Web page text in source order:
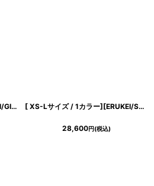
[ XS-Lサイズ / 1カラー][ERUKEI/GINZA COUTURE]シフォン・プリント・ノースリーブ・切替・Aライン・ミディアムドレス・ワンピース[送料無料] [ XS-Lサイズ / 1カラー][ERUKEI/SETTAN]ブラック×ホワイト・バックリボン・リボン・バイカラー・ノースリーブ・ミニドレス・ワンピース[送料無料]
28,600円(税込)